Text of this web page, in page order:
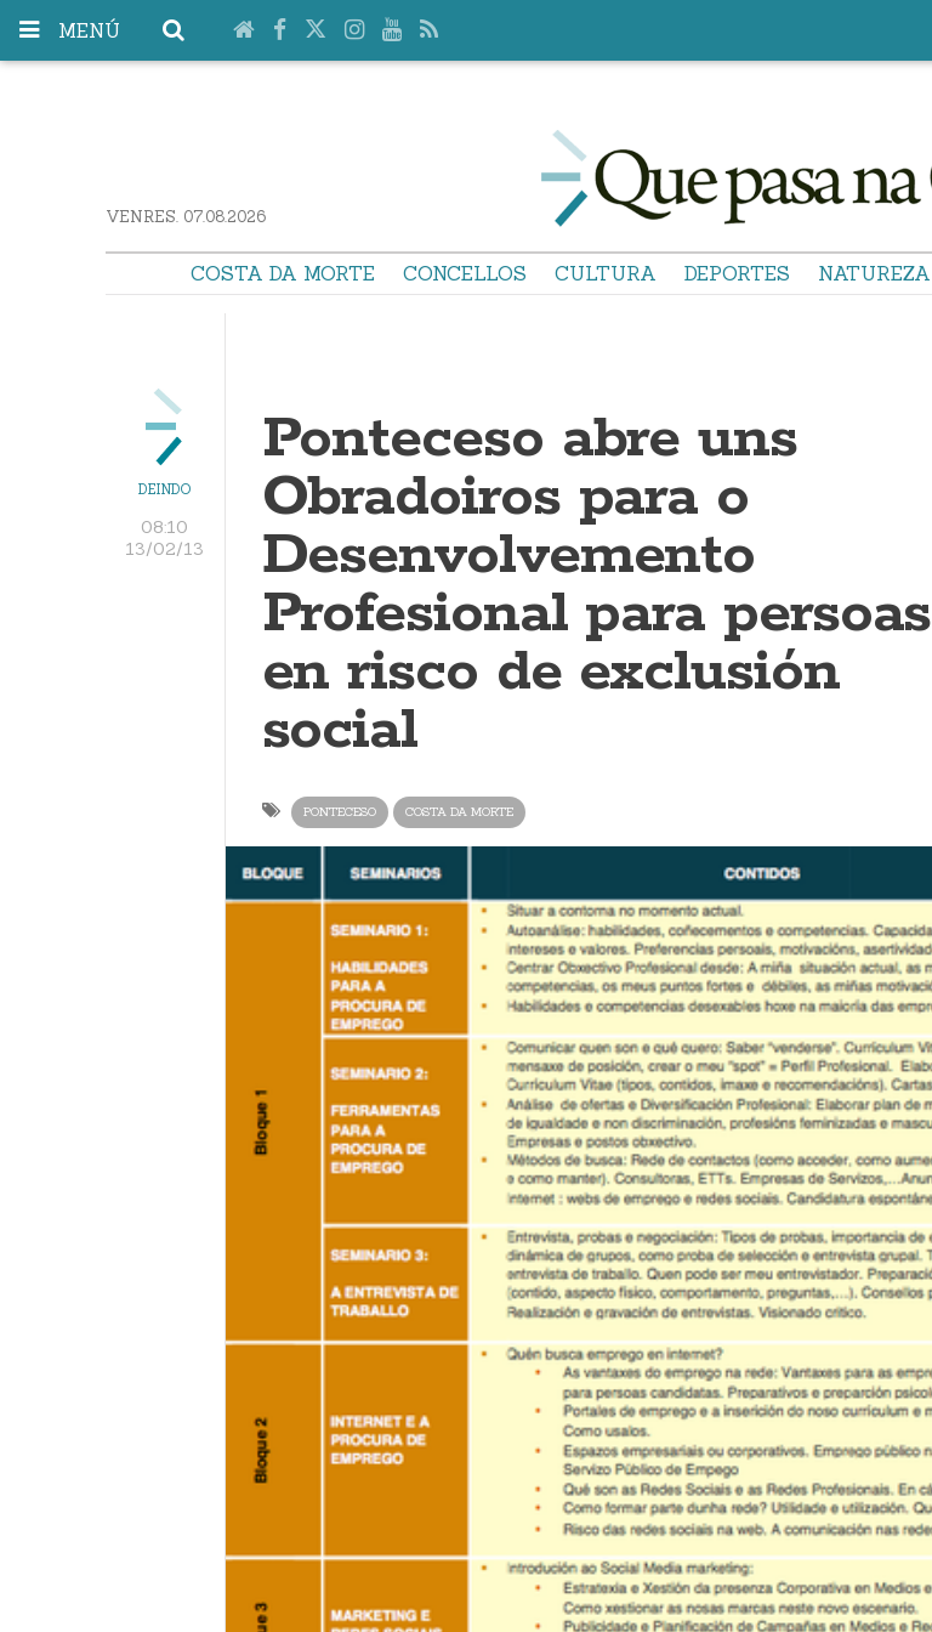
MENÚ
VENRES. 07.08.2026
COSTA DA MORTE CONCELLOS CULTURA DEPORTES NATUREZA
DEINDO
08:10
13/02/13
Ponteceso abre uns
Obradoiros para o
Desenvolvemento
Profesional para persoas
en risco de exclusión
social
PONTECESO COSTA DA MORTE